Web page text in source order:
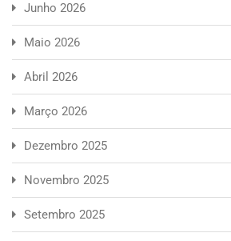
Junho 2026
Maio 2026
Abril 2026
Março 2026
Dezembro 2025
Novembro 2025
Setembro 2025